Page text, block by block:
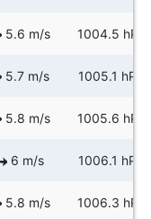
5.6 m/s 1004.5 hPa
5.7 m/s 1005.1 hPa
5.8 m/s 1005.6 hPa
6 m/s 1006.1 hPa
5.8 m/s 1006.3 hPa